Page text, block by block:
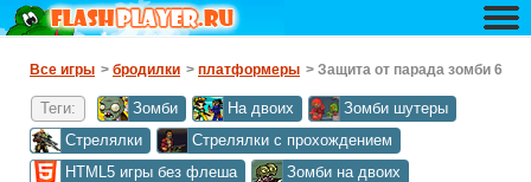
Все игры > бродилки > платформеры > Защита от парада зомби 6
Теги: Зомби На двоих
Зомби шутеры
Стрелялки
Стрелялки с прохождением
HTML5 игры без флеша
Зомби на двоих